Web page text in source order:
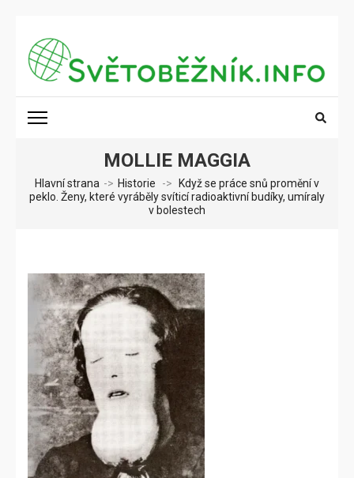
obsah
(stiskněte
Enter)
SVĚTOBĚŽNÍK.INFO
MOLLIE MAGGIA
Hlavní strana -> Historie ->
Když se práce snů promění v
peklo. Ženy, které vyráběly svíticí radioaktivní budíky, umíraly
v bolestech